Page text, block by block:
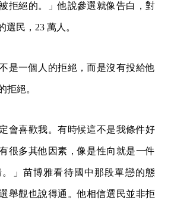
拒絕的。」他說參選就像告白，對
民，23 萬人。
是一個人的拒絕，而是沒有投給他
拒絕。
會喜歡我。有時候這不是我條件好
很多其他因素，像是性向就是一件
」苗博雅看待國中那段單戀的態
舉觀也說得通。他相信選民並非拒